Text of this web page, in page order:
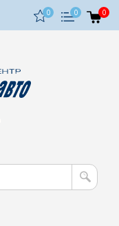
0 0 0